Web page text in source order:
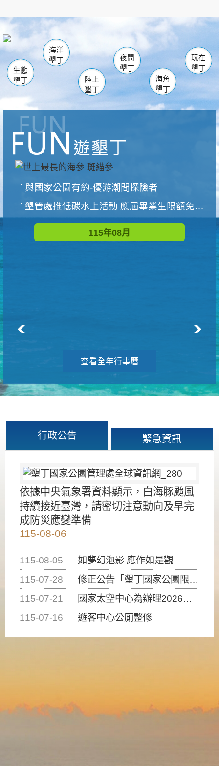
南仁湖
海生館
恆春 佳樂水
龍鑾潭自然中心 森林遊樂區
瓊麻館
關山 墾管處遊客中心
社頂公園 風吹沙
船帆石
白砂 龍磐公園
香蕉灣
砂島
鵝鑾鼻
生態
墾丁
海洋
墾丁
陸上
墾丁
夜間
墾丁
海角
墾丁
玩在
墾丁
與國家公園有約-優游潮間探險者
墾管處推低碳水上活動 應屆畢業生限額免費參加
115年08月
查看全年行事曆
行政公告 緊急資訊
依據中央氣象署資料顯示，白海豚颱風
持續接近臺灣，請密切注意動向及早完
成防災應變準備
115-08-06
115-08-05
如夢幻泡影 應作如是觀
115-07-28
修正公告「墾丁國家公園限制水域遊憩活動之種類、範圍、時間及行為」，自即日生效。
115-07-21
國家太空中心為辦理2026台灣盃火箭競賽，陸、海、空域警戒及協調相關事宜，因颱風備案事宜
115-07-16
遊客中心公廁整修